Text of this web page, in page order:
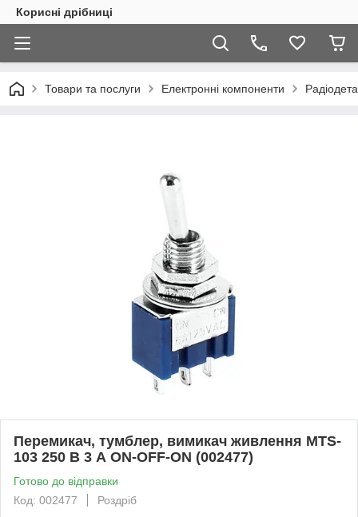
Корисні дрібниці
Товари та послуги Електронні компоненти
Перемикач, тумблер, вимикач живлення MTS-
103 250 В 3 А ON-OFF-ON (002477)
Готово до відправки
Код: 002477
Роздріб